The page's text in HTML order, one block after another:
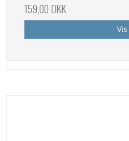
159,00 DKK
Vis